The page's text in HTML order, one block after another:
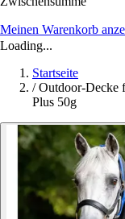
Meinen Warenkorb
Loading...
Startseite
/ Outdoor-Decke
Plus 50g